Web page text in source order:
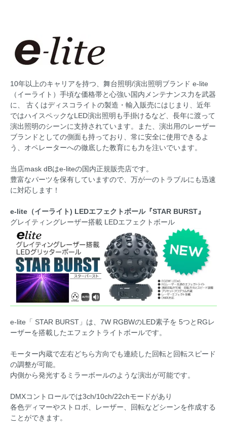
10年以上のキャリアを持つ、舞台照明/演出照明ブランド e-lite
（イーライト）手頃な価格帯と心強い国内メンテナンス力を武器
に、 古くはディスコライトの製造・輸入販売にはじまり、近年
ではハイスペックなLED演出照明も手掛けるなど、長年に渡って
演出照明のシーンに支持されています。また、演出用のレーザー
ブランドとしての側面も持っており、常に安全に使用できるよ
う、オペレーターへの徹底した教育にも力を注いでいます。
当店mask dBはe-liteの国内正規販売店です。
豊富なパーツを保有していますので、万が一のトラブルにも迅速
に対応します！
e-lite（イーライト) LEDエフェクトボール『STAR BURST』
グレイティングレーザー搭載 LEDエフェクトボール
e-lite「 STAR BURST」は、7W RGBWのLED素子を 5つとRGレ
ーザーを搭載したエフェクトライトボールです。
モーター内蔵で左右どちら方向でも連続した回転と回転スピード
の調整が可能。
内側から発光するミラーボールのような演出が可能です。
DMXコントロールでは3ch/10ch/22chモードがあり
各色ディマーやストロボ、レーザー、回転などシーンを作成する
ことができます。